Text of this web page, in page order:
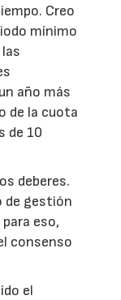
Creo
mínimo
año más
de la cuota
de 10
deberes.
de gestión
eso,
consenso
el